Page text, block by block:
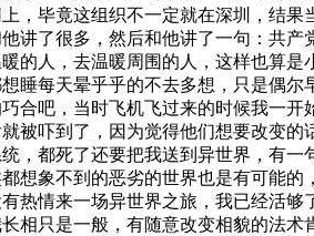
，毕竟这组织不一定就在深圳，结
讲了很多，然后和他讲了一句：共
的人，去温暖周围的人，这样也算
睡每天晕乎乎的不去多想，只是偶尔
合吧，当时飞机飞过来的时候我一
被吓到了，因为觉得他们想要改变
，都死了还要把我送到异世界，有
想象不到的恶劣的世界也是有可能
热情来一场异世界之旅，我已经活
相只是一般，有随意改变相貌的法